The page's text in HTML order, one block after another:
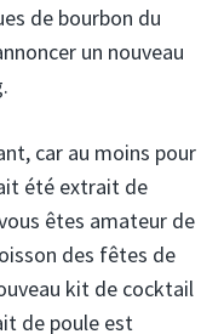
de bourbon du
un nouveau
car au moins pour
été extrait de
êtes amateur de
des fêtes de
kit de cocktail
de poule est